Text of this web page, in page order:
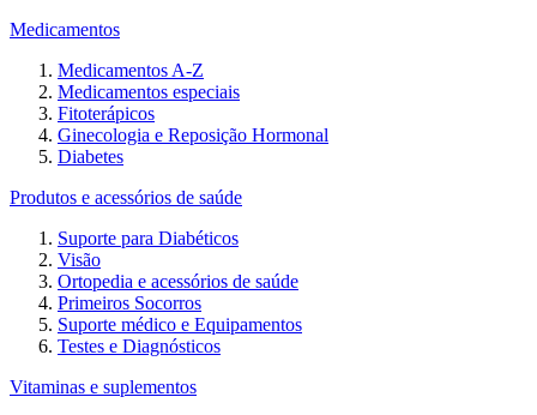
Medicamentos
Medicamentos A-Z
Medicamentos especiais
Fitoterápicos
Ginecologia e Reposição Hormonal
Diabetes
Produtos e acessórios de saúde
Suporte para Diabéticos
Visão
Ortopedia e acessórios de saúde
Primeiros Socorros
Suporte médico e Equipamentos
Testes e Diagnósticos
Vitaminas e suplementos